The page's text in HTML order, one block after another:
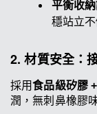
平衡收
穩站立
2. 材質安全：
採用食品級矽膠
潤，無刺鼻橡膠